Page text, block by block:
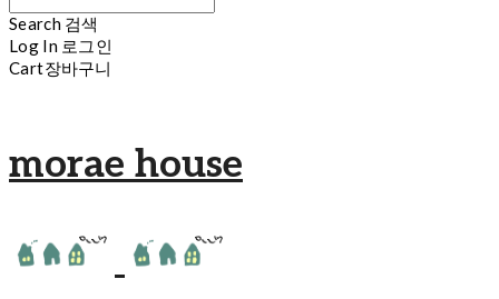
Search 검색
Log In 로그인
Cart장바구니
morae house